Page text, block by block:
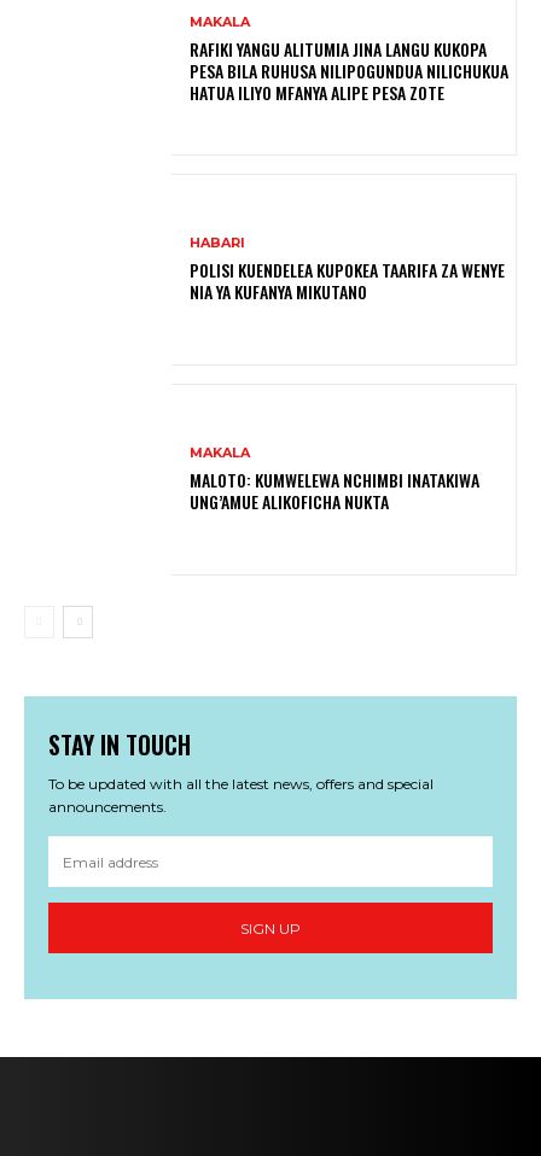
MAKALA
RAFIKI YANGU ALITUMIA JINA LANGU KUKOPA
PESA BILA RUHUSA NILIPOGUNDUA NILICHUKUA
HATUA ILIYO MFANYA ALIPE PESA ZOTE
HABARI
POLISI KUENDELEA KUPOKEA TAARIFA ZA WENYE
NIA YA KUFANYA MIKUTANO
MAKALA
MALOTO: KUMWELEWA NCHIMBI INATAKIWA
UNG’AMUE ALIKOFICHA NUKTA
STAY IN TOUCH
To be updated with all the latest news, offers and special
announcements.
SIGN UP